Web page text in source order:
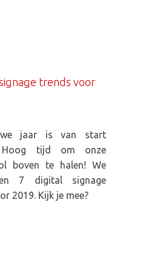
trends voor
jaar is van start
Hoog tijd om onze
boven te halen! We
7 digital signage
2019. Kijk je mee?